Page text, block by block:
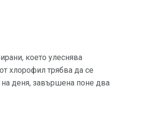
което улеснява
хлорофил трябва да се
на деня, завършена поне два